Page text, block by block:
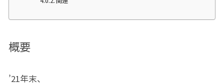
概要
’21年末、